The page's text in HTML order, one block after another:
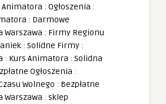
Animatora : Ogłoszenia :
: Darmowe
Warszawa : Firmy Regionu
: Solidne Firmy :
: Kurs Animatora : Solidna
Ogłoszenia :
Wolnego : Bezpłatne
Warszawa : sklep